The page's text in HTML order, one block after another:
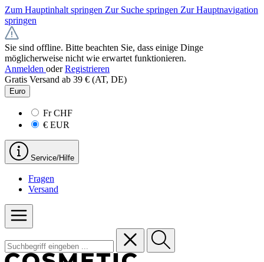
Zum Hauptinhalt springen Zur Suche springen Zur Hauptnavigation
springen
Sie sind offline. Bitte beachten Sie, dass einige Dinge
möglicherweise nicht wie erwartet funktionieren.
Anmelden oder Registrieren
Gratis Versand ab 39 € (AT, DE)
Euro
FrCHF
€ EUR
Service/Hilfe
Fragen
Versand